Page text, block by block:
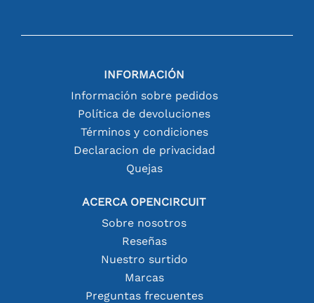
INFORMACIÓN
Información sobre pedidos
Política de devoluciones
Términos y condiciones
Declaracion de privacidad
Quejas
ACERCA OPENCIRCUIT
Sobre nosotros
Reseñas
Nuestro surtido
Marcas
Preguntas frecuentes